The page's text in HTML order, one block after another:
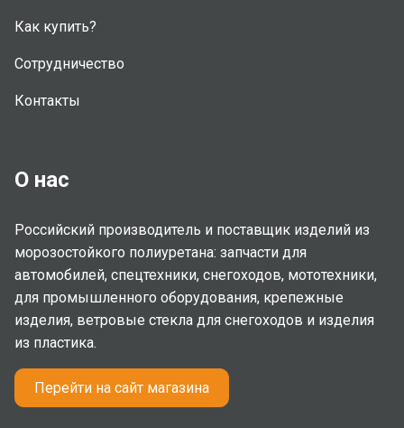
Как купить?
Сотрудничество
Контакты
О нас
Российский производитель и поставщик изделий из
морозостойкого полиуретана: запчасти для
автомобилей, спецтехники, снегоходов, мототехники,
для промышленного оборудования, крепежные
изделия, ветровые стекла для снегоходов и изделия
из пластика.
Перейти на сайт магазина